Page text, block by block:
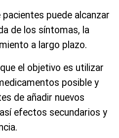
puede alcanzar
de los síntomas, la
a largo plazo.
el objetivo es utilizar
posible y
de añadir nuevos
efectos secundarios y